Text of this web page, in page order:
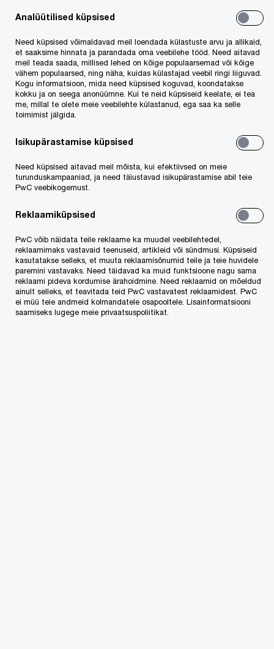
ning koopia- ja joonestuspaber, mida reguleerib
keskkonnaministri määrus nr 35
24. veebruaril 2023 jõustuskeskkonnaministri
määrus nr 6
, mis reguleerib maanteesõidukite
hankimist.
riigihangetes nüüd keskkonnahoidlikest
tingimustest teadlikud olema ja neid järgima.
Keskkonnaagentuuril läbi viia tasuta teabepäevi,
kus nii hankijad kui turuosalised saavad
keskkonnahoidlike tingimuste kohta teavet.
Samuti näpunäiteid, kuidas neid hankeid
mõistlikult koostada. Teabepäevadel tutvustab
PwC Legali vandeadvokaatErki Fels
Analüütilised küpsised
Need küpsised võimaldavad meil loendada külastuste arvu ja allikaid,
et saaksime hinnata ja parandada oma veebilehe tööd. Need aitavad
meil teada saada, millised lehed on kõige populaarsemad või kõige
vähem populaarsed, ning näha, kuidas külastajad veebil ringi liiguvad.
Kogu informatsioon, mida need küpsised koguvad, koondatakse
kokku ja on seega anonüümne. Kui te neid küpsiseid keelate, ei tea
me, millal te olete meie veebilehte külastanud, ega saa ka selle
toimimist jälgida.
Isikupärastamise küpsised
Need küpsised aitavad meil mõista, kui efektiivsed on meie
turunduskampaaniad, ja need täiustavad isikupärastamise abil teie
PwC veebikogemust.
Reklaamiküpsised
PwC võib näidata teile reklaame ka muudel veebilehtedel,
reklaamimaks vastavaid teenuseid, artikleid või sündmusi. Küpsiseid
kasutatakse selleks, et muuta reklaamisõnumid teile ja teie huvidele
paremini vastavaks. Need täidavad ka muid funktsioone nagu sama
reklaami pideva kordumise ärahoidmine. Need reklaamid on mõeldud
ainult selleks, et teavitada teid PwC vastavatest reklaamidest. PwC
ei müü teie andmeid kolmandatele osapooltele. Lisainformatsiooni
saamiseks lugege meie privaatsuspoliitikat.